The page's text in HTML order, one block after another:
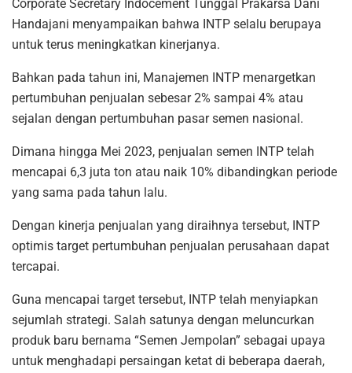
Corporate Secretary Indocement Tunggal Prakarsa Dani
Handajani menyampaikan bahwa INTP selalu berupaya
untuk terus meningkatkan kinerjanya.
Bahkan pada tahun ini, Manajemen INTP menargetkan
pertumbuhan penjualan sebesar 2% sampai 4% atau
sejalan dengan pertumbuhan pasar semen nasional.
Dimana hingga Mei 2023, penjualan semen INTP telah
mencapai 6,3 juta ton atau naik 10% dibandingkan periode
yang sama pada tahun lalu.
Dengan kinerja penjualan yang diraihnya tersebut, INTP
optimis target pertumbuhan penjualan perusahaan dapat
tercapai.
Guna mencapai target tersebut, INTP telah menyiapkan
sejumlah strategi. Salah satunya dengan meluncurkan
produk baru bernama “Semen Jempolan” sebagai upaya
untuk menghadapi persaingan ketat di beberapa daerah,